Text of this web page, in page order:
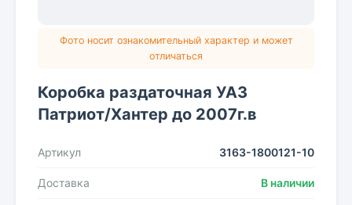
Фото носит ознакомительный характер и может
отличаться
Коробка раздаточная УАЗ
Патриот/Хантер до 2007г.в
Артикул 3163-1800121-10
Доставка В наличии